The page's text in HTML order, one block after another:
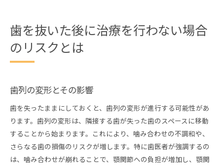
歯を抜いた後に治療を行わない場合
のリスクとは
歯列の変形とその影響
歯を失ったままにしておくと、歯列の変形が進行する可能性があ
ります。歯列の変形は、隣接する歯が失った歯のスペースに移動
することから始まります。これにより、噛み合わせの不調和や、
さらなる歯の損傷のリスクが増します。特に歯医者が強調するの
は、噛み合わせが崩れることで、顎関節への負担が増加し、顎関